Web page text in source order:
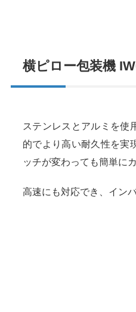
横ピロー包装機
ステンレスとアルミを使
的でより高い耐久性を実
ッチが変わっても簡単に
高速にも対応でき、イン